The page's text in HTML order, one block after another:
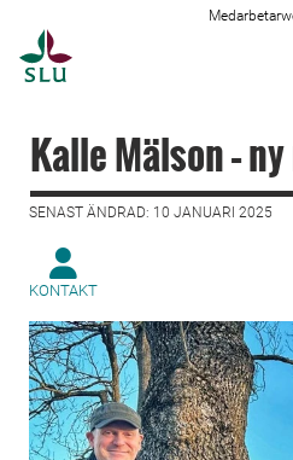
Kalle Mälson –
SENAST ÄNDRAD: 10 JANUARI 2025
KONTAKT